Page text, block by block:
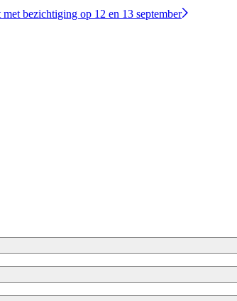
bezichtiging op 12 en 13 september